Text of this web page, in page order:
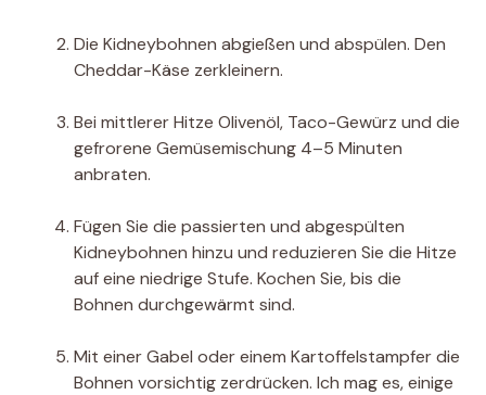
Die Kidneybohnen abgießen und abspülen. Den
Cheddar-Käse zerkleinern.
Bei mittlerer Hitze Olivenöl, Taco-Gewürz und die
gefrorene Gemüsemischung 4–5 Minuten
anbraten.
Fügen Sie die passierten und abgespülten
Kidneybohnen hinzu und reduzieren Sie die Hitze
auf eine niedrige Stufe. Kochen Sie, bis die
Bohnen durchgewärmt sind.
Mit einer Gabel oder einem Kartoffelstampfer die
Bohnen vorsichtig zerdrücken. Ich mag es, einige